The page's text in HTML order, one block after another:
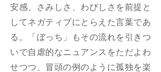
安感、さみしさ、わびしさを前提と
してネガティブにとらえた言葉であ
る。「ぼっち」もその流れを引きつ
いで自虐的なニュアンスをただよわ
せつつ、冒頭の例のように孤独を楽